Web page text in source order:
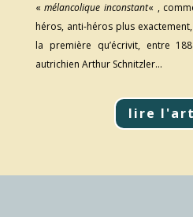
«mélancolique inconstant« ,
héros, anti-héros plus
la première qu’écrivit, entre
autrichien Arthur Schnitzler…
lire